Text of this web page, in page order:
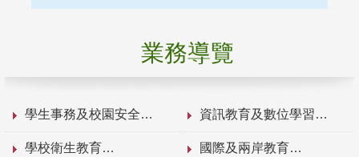
業務導覽
學生事務及校園安全 資訊教育及數位學習
學校衛生教育 國際及兩岸教育